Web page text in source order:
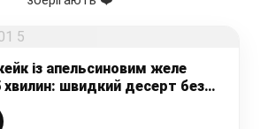
із апельсиновим желе
хвилин: швидкий десерт без